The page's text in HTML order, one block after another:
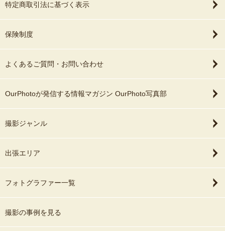
特定商取引法に基づく表示
保険制度
よくあるご質問・お問い合わせ
OurPhotoが発信する情報マガジン OurPhoto写真部
撮影ジャンル
出張エリア
フォトグラファー一覧
撮影の事例を見る